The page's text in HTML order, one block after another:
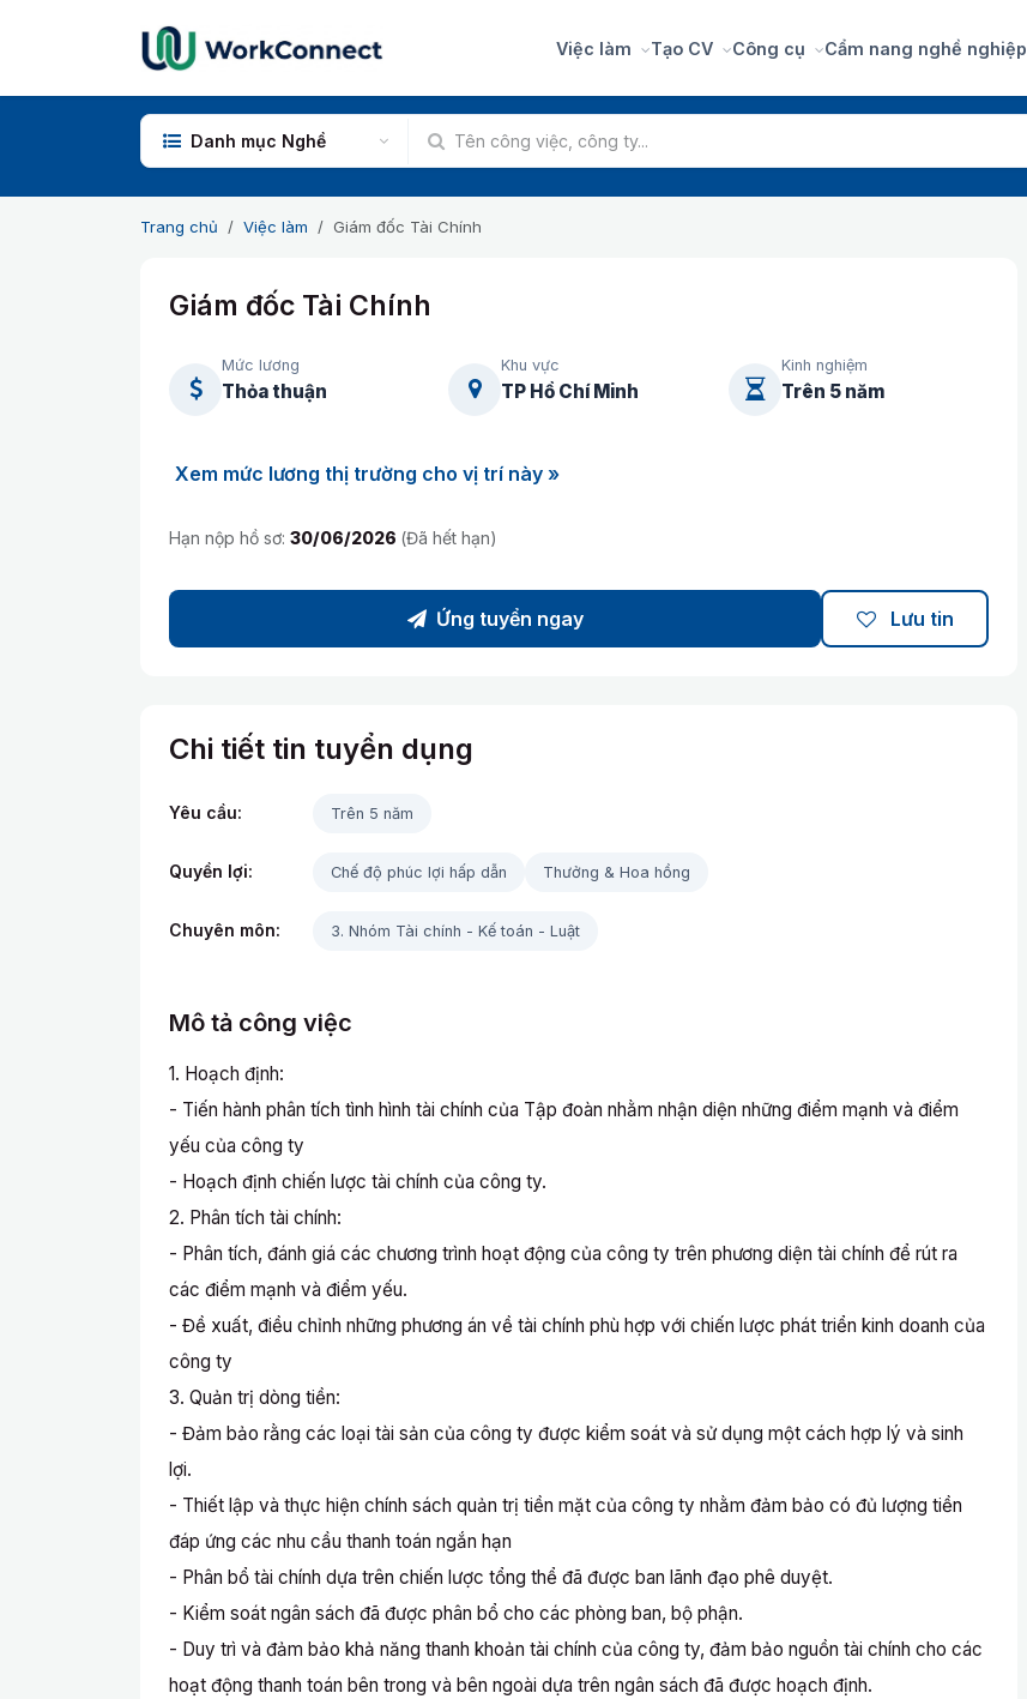
Bỏ qua để đến Nội dung
Việc làm Tạo CV Công cụ Cẩm nang nghề nghiệp
Danh mục Nghề
Trang chủ Việc làm Giám đốc Tài Chính
Giám đốc Tài Chính
Mức lương
Thỏa thuận
Khu vực
TP Hồ Chí Minh
Kinh nghiệm
Trên 5 năm
Xem mức lương thị trường cho vị trí này »
Hạn nộp hồ sơ: 30/06/2026 (Đã hết hạn)
Ứng tuyển ngay Lưu tin
Chi tiết tin tuyển dụng
Yêu cầu: Trên 5 năm
Quyền lợi: Chế độ phúc lợi hấp dẫn Thưởng & Hoa hồng
Chuyên môn: 3. Nhóm Tài chính - Kế toán - Luật
Mô tả công việc
1. Hoạch định:
- Tiến hành phân tích tình hình tài chính của Tập đoàn nhằm nhận diện những điểm mạnh và điểm
yếu của công ty
- Hoạch định chiến lược tài chính của công ty.
2. Phân tích tài chính:
- Phân tích, đánh giá các chương trình hoạt động của công ty trên phương diện tài chính để rút ra
các điểm mạnh và điểm yếu.
- Đề xuất, điều chỉnh những phương án về tài chính phù hợp với chiến lược phát triển kinh doanh của
công ty
3. Quản trị dòng tiền:
- Đảm bảo rằng các loại tài sản của công ty được kiểm soát và sử dụng một cách hợp lý và sinh
lợi.
- Thiết lập và thực hiện chính sách quản trị tiền mặt của công ty nhằm đảm bảo có đủ lượng tiền
đáp ứng các nhu cầu thanh toán ngắn hạn
- Phân bổ tài chính dựa trên chiến lược tổng thể đã được ban lãnh đạo phê duyệt.
- Kiểm soát ngân sách đã được phân bổ cho các phòng ban, bộ phận.
- Duy trì và đảm bảo khả năng thanh khoản tài chính của công ty, đảm bảo nguồn tài chính cho các
hoạt động thanh toán bên trong và bên ngoài dựa trên ngân sách đã được hoạch định.